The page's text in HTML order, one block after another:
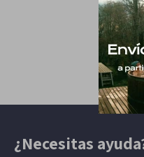
¿Necesitas